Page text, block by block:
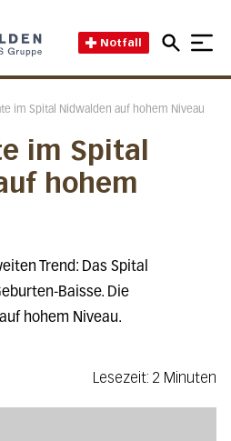
Notfall
im Spital Nidwalden auf hohem Niveau
im Spital
hohem
Trend: Das Spital
Baisse. Die
hohem Niveau.
Lesezeit: 2 Minuten